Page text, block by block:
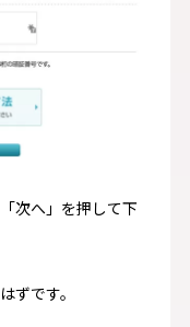
次へ」を押して下
ずです。